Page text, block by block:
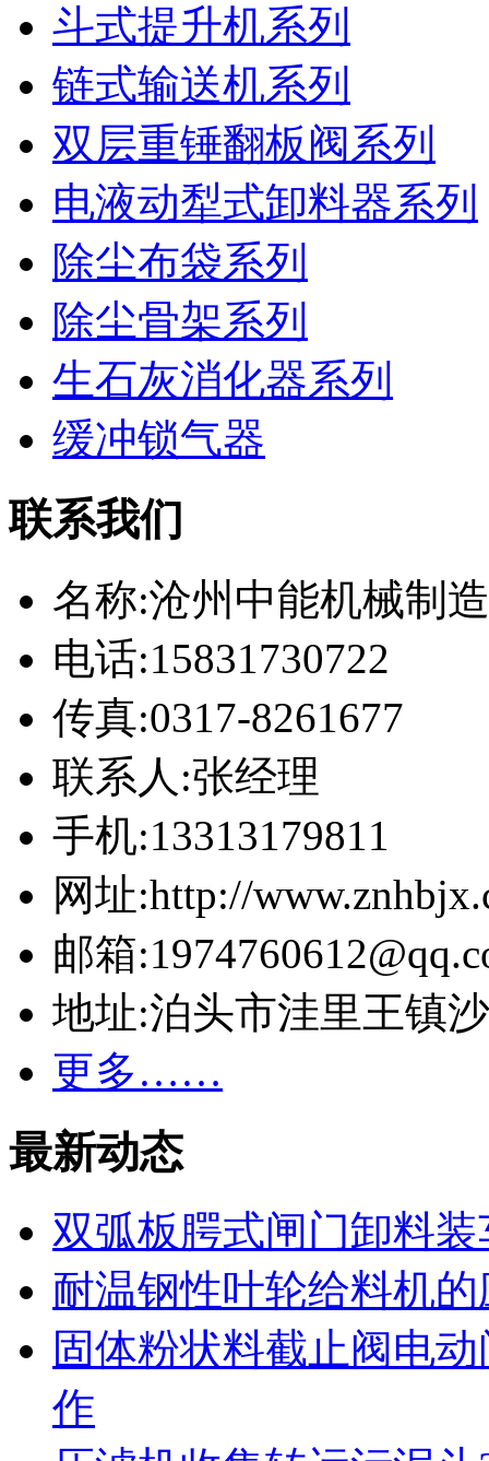
斗式提升机系列
链式输送机系列
双层重锤翻板阀系列
电液动犁式卸料器系列
除尘布袋系列
除尘骨架系列
生石灰消化器系列
缓冲锁气器
联系我们
名称:沧州中能机械制
电话:15831730722
传真:0317-8261677
联系人:张经理
手机:13313179811
网址:http://
邮箱
地址:泊头市洼里王镇
更多……
最新动态
双弧板腭式闸门卸料
耐温钢性叶轮给料机
固体粉状料截止阀电
作